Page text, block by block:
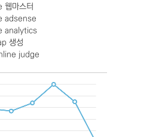
마스터
adsense
analytics
생성
judge